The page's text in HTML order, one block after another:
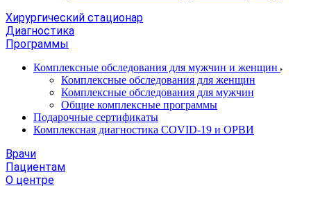
Хирургический стационар
Диагностика
Программы
Комплексные обследования для мужчин и женщин
Комплексные обследования для женщин
Комплексные обследования для мужчин
Общие комплексные программы
Подарочные сертификаты
Комплексная диагностика COVID-19 и ОРВИ
Врачи
Пациентам
О центре